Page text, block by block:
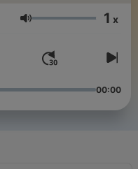
Głośność 1 x
00:00